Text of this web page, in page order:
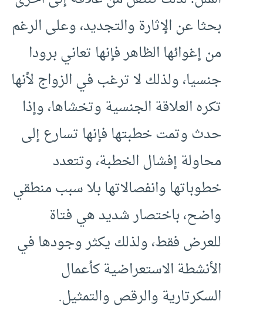
بحثا عن الإثارة والتجديد، وعلى الرغم
من إغوائها الظاهر فإنها تعاني برودا
جنسيا، ولذلك لا ترغب في الزواج لأنها
تكره العلاقة الجنسية وتخشاها، وإذا
حدث وتمت خطبتها فإنها تسارع إلى
محاولة إفشال الخطبة، وتتعدد
خطوباتها وانفصالاتها بلا سبب منطقي
واضح، باختصار شديد هي فتاة
للعرض فقط، ولذلك يكثر وجودها في
الأنشطة الاستعراضية كأعمال
السكرتارية والرقص والتمثيل.